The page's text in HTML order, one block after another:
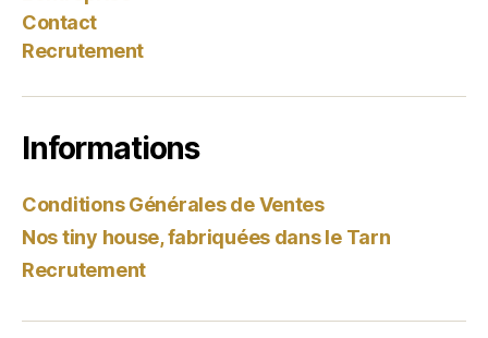
Contact
Recrutement
Informations
Conditions Générales de Ventes
Nos tiny house, fabriquées dans le Tarn
Recrutement